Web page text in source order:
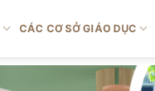
CÁC CƠ SỞ GIÁO DỤC